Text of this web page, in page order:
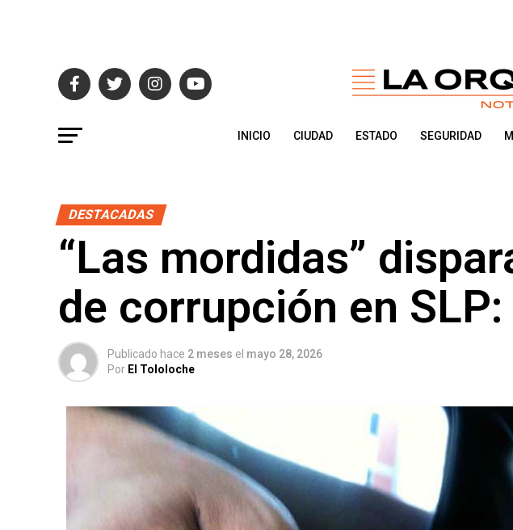
INICIO CIUDAD ESTADO SEGURIDAD
DESTACADAS
“Las mordidas”
de corrupción en
Publicado hace 2 meses el mayo 28, 2026
Por El Tololoche